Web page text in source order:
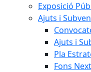
Exposició
Ajuts i
Ajuts i
Pla
Fons